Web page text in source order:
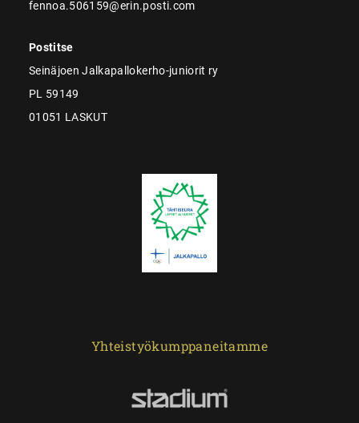
fennoa.506159@erin.posti.com
Postitse
Seinäjoen Jalkapallokerho-juniorit ry
PL 59149
01051 LASKUT
Yhteistyökumppaneitamme